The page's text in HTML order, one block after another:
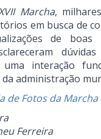
Marcha,
em busca de
de boas
uma interação
administração
de Fotos da Marcha
Ferreira